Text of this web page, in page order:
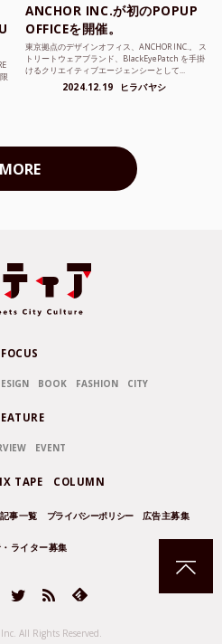
ANCHOR INC.が初のPOPUP
OFFICEを開催。
東京拠点のデザインオフィス、ANCHOR INC.。 ス
トリートウェアブランド、BlackEyePatch を手掛
けるクリエイティブエージェンシーとして...
2024.12.19 ヒラバヤシ
MORE
FOCUS
BOOK FASHION CITY
EVENT
TAPE COLUMN
事一覧 プライバシーポリシー 広告主募集
ライター募集
All Rights Reserved.